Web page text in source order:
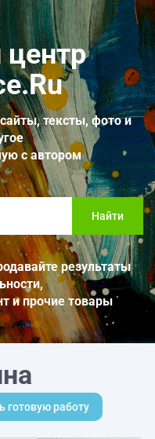
тексты, фото и
с автором
Найти
результаты
и прочие товары
готовую работу